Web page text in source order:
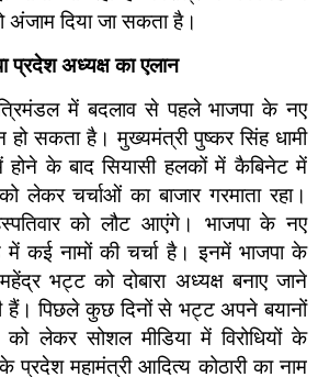
दिया जा सकता है।
प्रदेश अध्यक्ष का एलान
में बदलाव से पहले भाजपा के नए
हो सकता है। मुख्यमंत्री पुष्कर सिंह धामी
होने के बाद सियासी हलकों में कैबिनेट में
लेकर चर्चाओं का बाजार गरमाता रहा।
को लौट आएंगे। भाजपा के नए
में कई नामों की चर्चा है। इनमें भाजपा के
भट्ट को दोबारा अध्यक्ष बनाए जाने
हैं। पिछले कुछ दिनों से भट्ट अपने बयानों
लेकर सोशल मीडिया में विरोधियों के
प्रदेश महामंत्री आदित्य कोठारी का नाम